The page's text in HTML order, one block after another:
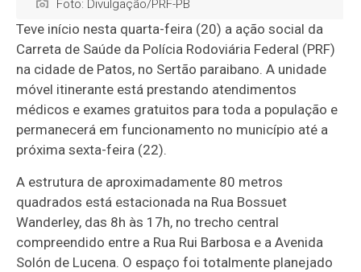
Foto: Divulgação/PRF-PB
Teve início nesta quarta-feira (20) a ação social da
Carreta de Saúde da Polícia Rodoviária Federal (PRF)
na cidade de Patos, no Sertão paraibano. A unidade
móvel itinerante está prestando atendimentos
médicos e exames gratuitos para toda a população e
permanecerá em funcionamento no município até a
próxima sexta-feira (22).
A estrutura de aproximadamente 80 metros
quadrados está estacionada na Rua Bossuet
Wanderley, das 8h às 17h, no trecho central
compreendido entre a Rua Rui Barbosa e a Avenida
Solón de Lucena. O espaço foi totalmente planejado